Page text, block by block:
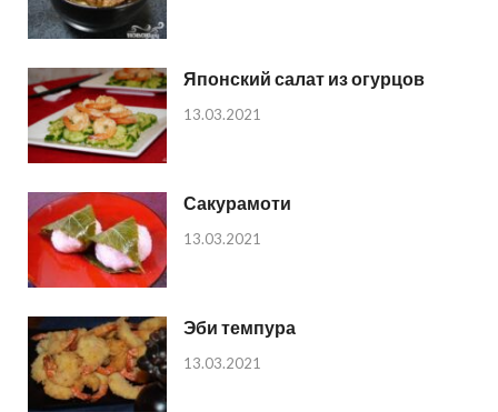
Японский салат из огурцов
13.03.2021
Сакурамоти
13.03.2021
Эби темпура
13.03.2021